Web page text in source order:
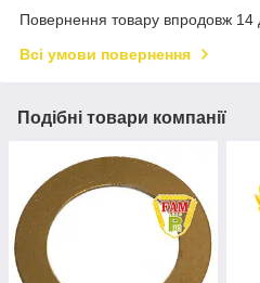
Повернення товару впродовж 14
Всі умови повернення
Подібні товари компанії